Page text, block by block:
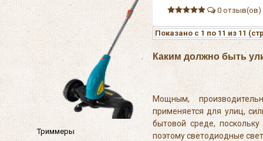
Триммеры
0 отзыв(ов)
Показано с 1 по 11 из 11
Каким должно быть
Мощным,
применяется для улиц,
бытовой среде,
поэтому светодиодные